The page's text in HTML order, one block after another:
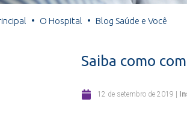
Moinhos
Doação de
Escritório
O Hospital Blog Saúde e Você
Saiba como
12 de setembro de 2019